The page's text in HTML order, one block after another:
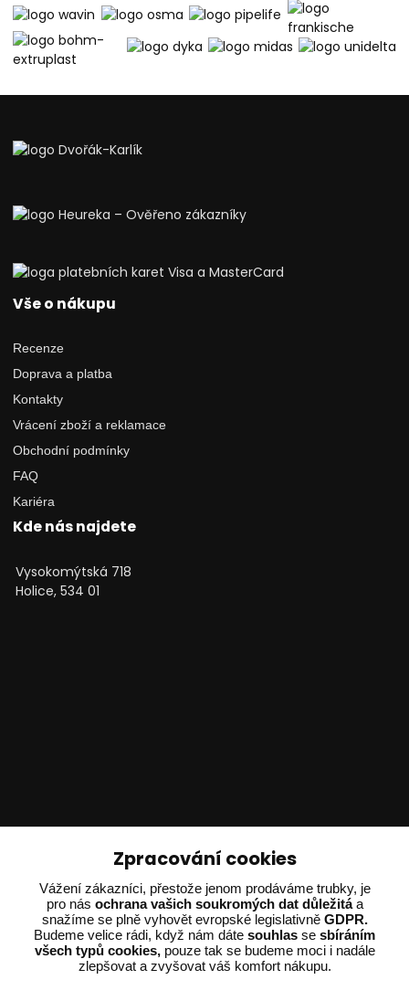
Vše o nákupu
Recenze
Doprava a platba
Kontakty
Vrácení zboží a reklamace
Obchodní podmínky
FAQ
Kariéra
Kde nás najdete
Vysokomýtská 718
Holice, 534 01
Ing. Adam Dvořák
+420 602 234 254
(Po-Pá 8:00 - 15:00)
potrebujiporadit@dvorak-karlik.cz
Zpracování cookies
Vážení zákazníci, přestože jenom prodáváme trubky, je
pro nás ochrana vašich soukromých dat důležitáa
snažíme se plně vyhovět evropské legislativně GDPR.
Budeme velice rádi, když nám dáte souhlas se sbíráním
všech typů cookies,pouze tak se budeme moci i nadále
zlepšovat a zvyšovat váš komfort nákupu.